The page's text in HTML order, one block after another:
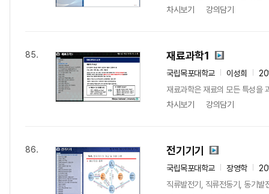
차시보기
강의담기
85. 재료과학1
국립목포대학교 이성희
재료과학은 재료의 모든 특성을
차시보기
강의담기
86. 전기기기
국립목포대학교 장영학
직류발전기, 직류전동기, 동기발